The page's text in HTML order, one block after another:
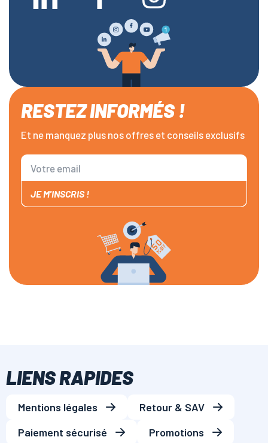
RESTEZ INFORMÉS !
Et ne manquez plus nos offres et conseils exclusifs
JE M'INSCRIS !
LIENS RAPIDES
Mentions légales
Retour & SAV
Paiement sécurisé
Promotions